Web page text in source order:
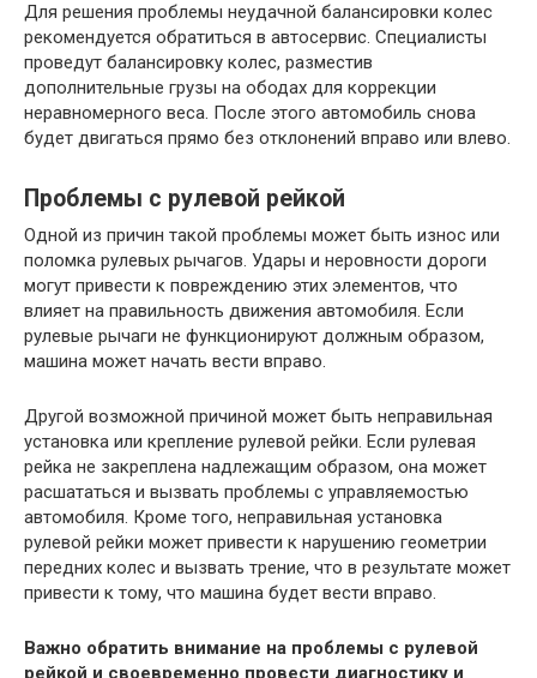
Для решения проблемы неудачной балансировки колес
рекомендуется обратиться в автосервис. Специалисты
проведут балансировку колес, разместив
дополнительные грузы на ободах для коррекции
неравномерного веса. После этого автомобиль снова
будет двигаться прямо без отклонений вправо или влево.
Проблемы с рулевой рейкой
Одной из причин такой проблемы может быть износ или
поломка рулевых рычагов. Удары и неровности дороги
могут привести к повреждению этих элементов, что
влияет на правильность движения автомобиля. Если
рулевые рычаги не функционируют должным образом,
машина может начать вести вправо.
Другой возможной причиной может быть неправильная
установка или крепление рулевой рейки. Если рулевая
рейка не закреплена надлежащим образом, она может
расшататься и вызвать проблемы с управляемостью
автомобиля. Кроме того, неправильная установка
рулевой рейки может привести к нарушению геометрии
передних колес и вызвать трение, что в результате может
привести к тому, что машина будет вести вправо.
Важно обратить внимание на проблемы с рулевой
рейкой и своевременно провести диагностику и